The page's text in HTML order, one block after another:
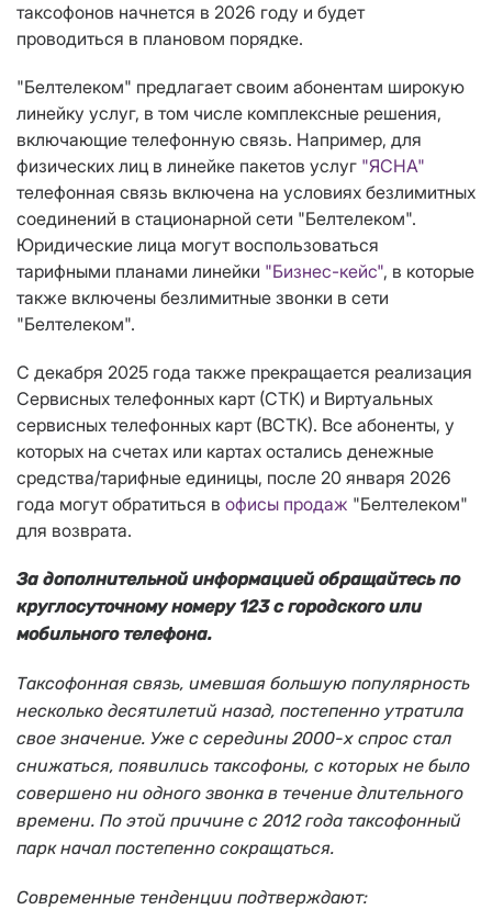
таксофонов начнется в 2026 году и будет
проводиться в плановом порядке.
"Белтелеком" предлагает своим абонентам широкую
линейку услуг, в том числе комплексные решения,
включающие телефонную связь. Например, для
физических лиц в линейке пакетов услуг "ЯСНА"
телефонная связь включена на условиях безлимитных
соединений в стационарной сети "Белтелеком".
Юридические лица могут воспользоваться
тарифными планами линейки "Бизнес-кейс", в которые
также включены безлимитные звонки в сети
"Белтелеком".
С декабря 2025 года также прекращается реализация
Сервисных телефонных карт (СТК) и Виртуальных
сервисных телефонных карт (ВСТК). Все абоненты, у
которых на счетах или картах остались денежные
средства/тарифные единицы, после 20 января 2026
года могут обратиться в офисы продаж "Белтелеком"
для возврата.
За дополнительной информацией обращайтесь по
круглосуточному номеру 123 с городского или
мобильного телефона.
Таксофонная связь, имевшая большую популярность
несколько десятилетий назад, постепенно утратила
свое значение. Уже с середины 2000-х спрос стал
снижаться, появились таксофоны, с которых не было
совершено ни одного звонка в течение длительного
времени. По этой причине с 2012 года таксофонный
парк начал постепенно сокращаться.
Современные тенденции подтверждают: